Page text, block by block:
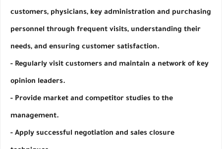
customers, physicians, key administration and purchasing
personnel through frequent visits, understanding their
needs, and ensuring customer satisfaction.
- Regularly visit customers and maintain a network of key
opinion leaders.
- Provide market and competitor studies to the
management.
- Apply successful negotiation and sales closure